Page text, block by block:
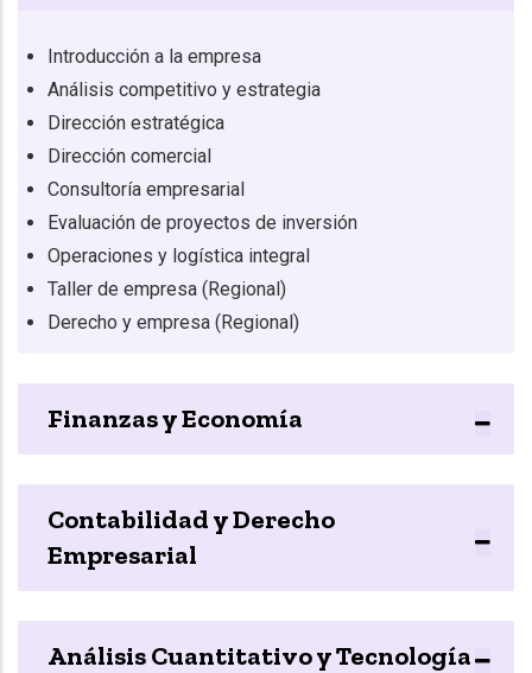
Introducción a la empresa
Análisis competitivo y estrategia
Dirección estratégica
Dirección comercial
Consultoría empresarial
Evaluación de proyectos de inversión
Operaciones y logística integral
Taller de empresa (Regional)
Derecho y empresa (Regional)
Finanzas y Economía
Contabilidad y Derecho
Empresarial
Análisis Cuantitativo y Tecnología